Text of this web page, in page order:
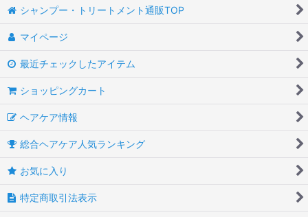
シャンプー・トリートメント通販TOP
マイページ
最近チェックしたアイテム
ショッピングカート
ヘアケア情報
総合ヘアケア人気ランキング
お気に入り
特定商取引法表示